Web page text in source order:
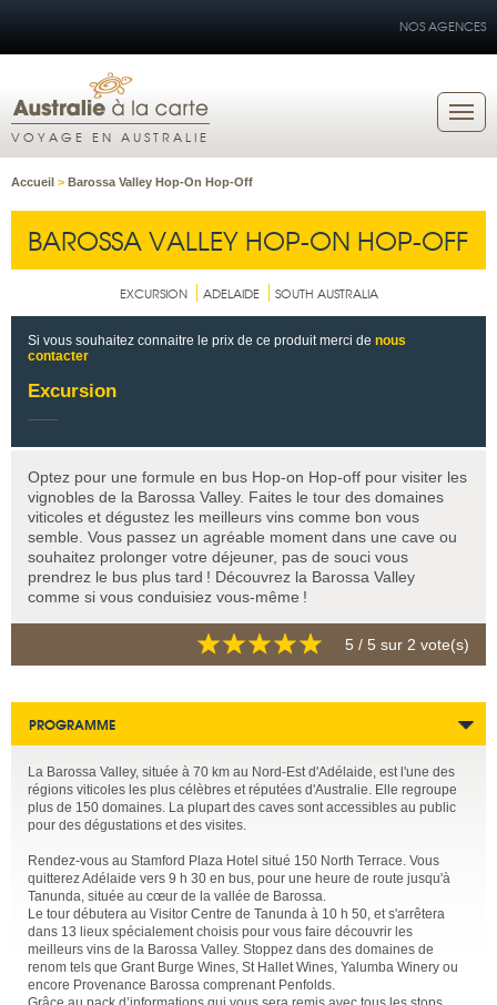
NOS AGENCES
VOYAGE EN AUSTRALIE
Accueil > Barossa Valley Hop-On Hop-Off
BAROSSA VALLEY HOP-ON HOP-OFF
EXCURSION ADELAIDE SOUTH AUSTRALIA
Si vous souhaitez connaitre le prix de ce produit merci de nous
contacter
Excursion
Optez pour une formule en bus Hop-on Hop-off pour visiter les
vignobles de la Barossa Valley. Faites le tour des domaines
viticoles et dégustez les meilleurs vins comme bon vous
semble. Vous passez un agréable moment dans une cave ou
souhaitez prolonger votre déjeuner, pas de souci vous
prendrez le bus plus tard ! Découvrez la Barossa Valley
comme si vous conduisiez vous-même !
5 / 5 sur 2 vote(s)
PROGRAMME
La Barossa Valley, située à 70 km au Nord-Est d'Adélaide, est l'une des
régions viticoles les plus célèbres et réputées d'Australie. Elle regroupe
plus de 150 domaines. La plupart des caves sont accessibles au public
pour des dégustations et des visites.
Rendez-vous au Stamford Plaza Hotel situé 150 North Terrace. Vous
quitterez Adélaide vers 9 h 30 en bus, pour une heure de route jusqu'à
Tanunda, située au cœur de la vallée de Barossa.
Le tour débutera au Visitor Centre de Tanunda à 10 h 50, et s'arrêtera
dans 13 lieux spécialement choisis pour vous faire découvrir les
meilleurs vins de la Barossa Valley. Stoppez dans des domaines de
renom tels que Grant Burge Wines, St Hallet Wines, Yalumba Winery ou
encore Provenance Barossa comprenant Penfolds.